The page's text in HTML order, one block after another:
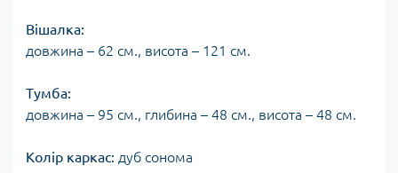
Вішалка:
довжина – 62 см., висота – 121 см.
Тумба:
довжина – 95 см., глибина – 48 см., висота – 48 см.
Колір каркас: дуб сонома